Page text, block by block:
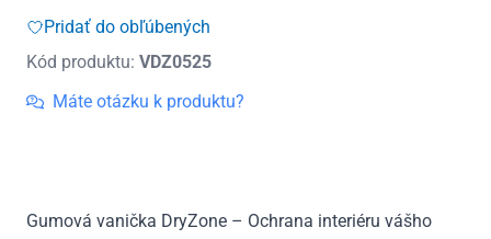
do
gumová
Dryzone
poloha
Pridať do obľúbených
Kód produktu: VDZ0525
Máte otázku k produktu?
Gumová vanička DryZone – Ochrana interiéru vášho